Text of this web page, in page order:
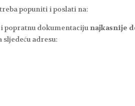
popuniti i poslati na:
popratnu dokumentaciju najkasnije
adresu: